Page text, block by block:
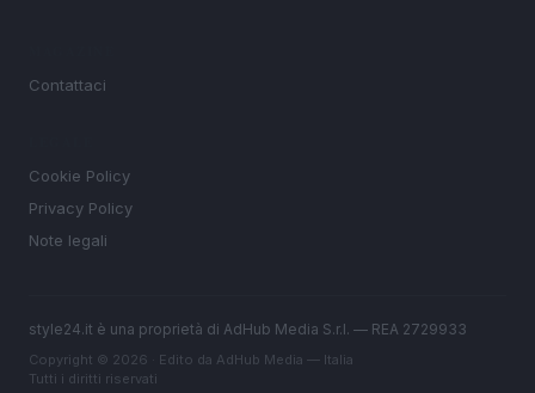
Contattaci
Cookie Policy
Privacy Policy
Note legali
style24.it è una proprietà di AdHub Media S.r.l. — REA 2729933
Copyright © 2026 · Edito da AdHub Media — Italia
Tutti i diritti riservati